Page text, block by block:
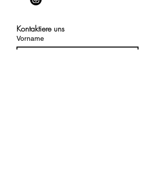
Kontaktiere uns
Vorname